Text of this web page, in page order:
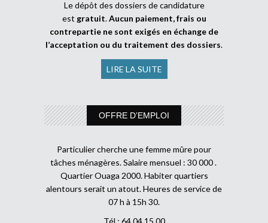
Le dépôt des dossiers de candidature
est gratuit.Aucun paiement, frais ou
contrepartie ne sont exigés en échange de
l’acceptation ou du traitement des dossiers.
LIRE LA SUITE
OFFRE D’EMPLOI
Particulier cherche une femme mûre pour
tâches ménagères. Salaire mensuel : 30 000 .
Quartier Ouaga 2000. Habiter quartiers
alentours serait un atout. Heures de service de
07 h à 15h 30.
Tél : 64 04 15 00